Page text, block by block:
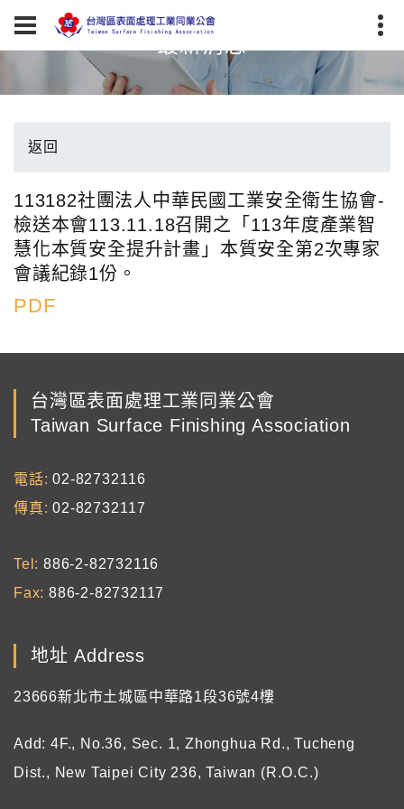
最新消息
返回
113182社團法人中華民國工業安全衛生協會-
檢送本會113.11.18召開之「113年度產業智
慧化本質安全提升計畫」本質安全第2次專家
會議紀錄1份。
PDF
台灣區表面處理工業同業公會
Taiwan Surface Finishing Association
電話
02-82732116
傳真
02-82732117
Tel
886-2-82732116
Fax 886-2-82732117
地址 Address
23666新北市土城區中華路1段36號4樓
Add: 4F., No.36, Sec. 1, Zhonghua Rd., Tucheng
Dist., New Taipei City 236, Taiwan (R.O.C.)